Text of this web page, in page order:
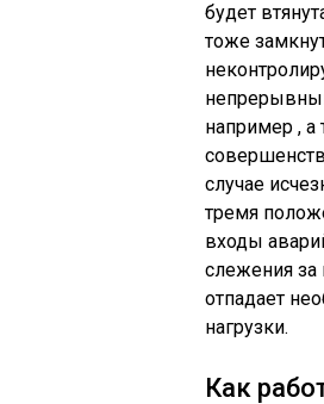
будет
тоже
например ,
случае
тремя
входы
слежения за
отпадает
нагрузки.
Как